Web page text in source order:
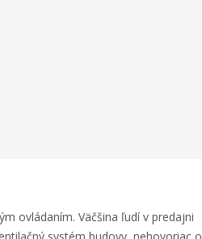
ovládaním. Väčšina ľudí v predajni